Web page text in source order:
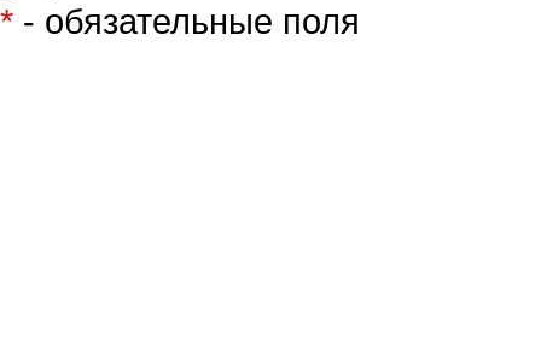
* - обязательные поля